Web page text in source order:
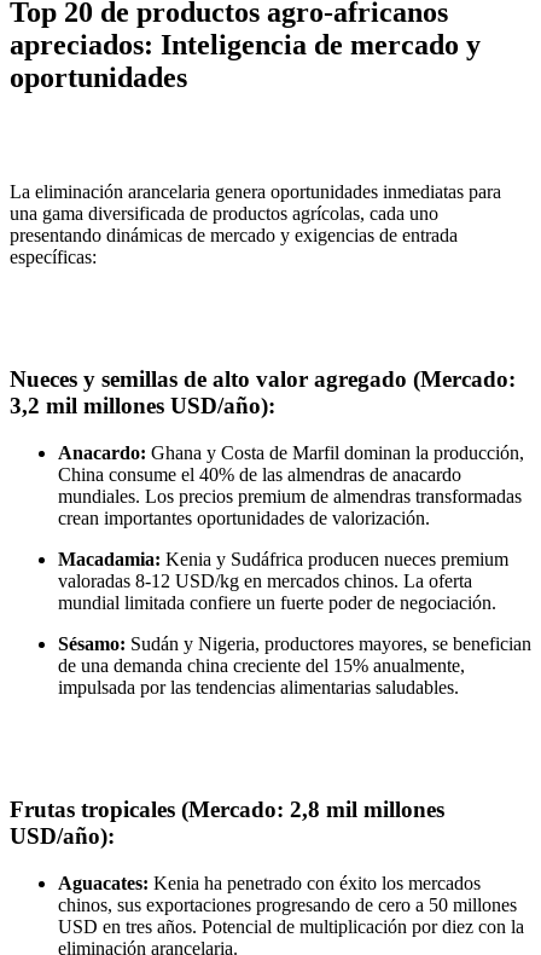
Top 20 de productos agro-africanos
apreciados: Inteligencia de mercado y
oportunidades
La eliminación arancelaria genera oportunidades inmediatas para
una gama diversificada de productos agrícolas, cada uno
presentando dinámicas de mercado y exigencias de entrada
específicas:
Nueces y semillas de alto valor agregado (Mercado:
3,2 mil millones USD/año):
Anacardo: Ghana y Costa de Marfil dominan la producción,
China consume el 40% de las almendras de anacardo
mundiales. Los precios premium de almendras transformadas
crean importantes oportunidades de valorización.
Macadamia: Kenia y Sudáfrica producen nueces premium
valoradas 8-12 USD/kg en mercados chinos. La oferta
mundial limitada confiere un fuerte poder de negociación.
Sésamo: Sudán y Nigeria, productores mayores, se benefician
de una demanda china creciente del 15% anualmente,
impulsada por las tendencias alimentarias saludables.
Frutas tropicales (Mercado: 2,8 mil millones
USD/año):
Aguacates: Kenia ha penetrado con éxito los mercados
chinos, sus exportaciones progresando de cero a 50 millones
USD en tres años. Potencial de multiplicación por diez con la
eliminación arancelaria.